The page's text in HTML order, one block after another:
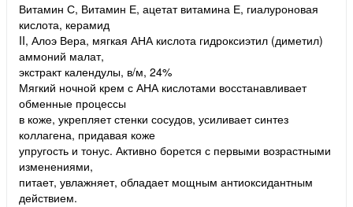
Витамин С, Витамин Е, ацетат витамина Е, гиалуроновая
кислота, керамид
II, Алоэ Вера, мягкая АНА кислота гидроксиэтил (диметил)
аммоний малат,
экстракт календулы, в/м, 24%
Мягкий ночной крем с АНА кислотами восстанавливает
обменные процессы
в коже, укрепляет стенки сосудов, усиливает синтез
коллагена, придавая коже
упругость и тонус. Активно борется с первыми возрастными
изменениями,
питает, увлажняет, обладает мощным антиоксидантным
действием.